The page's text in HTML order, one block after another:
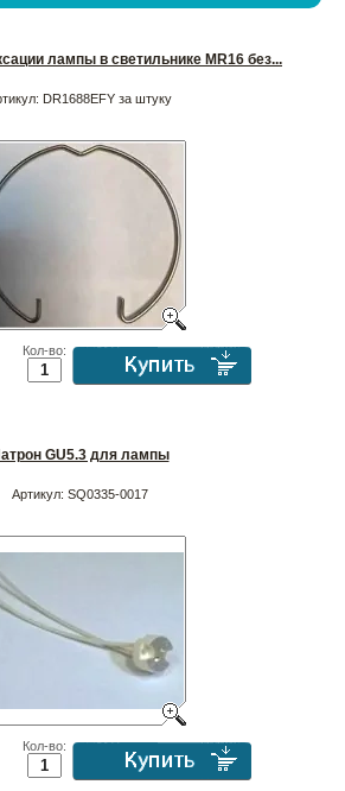
лампы в светильнике MR16 без...
DR1688EFY за штуку
Кол-во:
GU5.3 для лампы
Артикул: SQ0335-0017
Кол-во: